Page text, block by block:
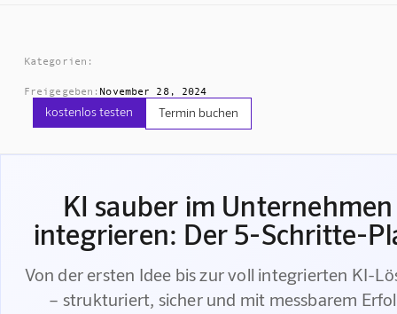
Kategorien:
Freigegeben: November 28, 2024
kostenlos testen Termin buchen
KI sauber im Unternehmen
integrieren: Der 5-Schritte-
Von der ersten Idee bis zur voll integrierten KI-
– strukturiert, sicher und mit messbarem